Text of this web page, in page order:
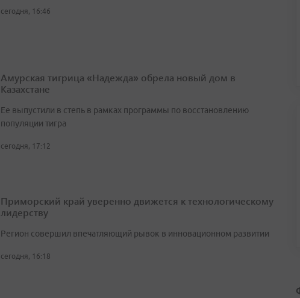
сегодня, 16:46
Амурская тигрица «Надежда» обрела новый дом в
Казахстане
Ее выпустили в степь в рамках программы по восстановлению
популяции тигра
сегодня, 17:12
Приморский край уверенно движется к технологическому
лидерству
Регион совершил впечатляющий рывок в инновационном развитии
сегодня, 16:18